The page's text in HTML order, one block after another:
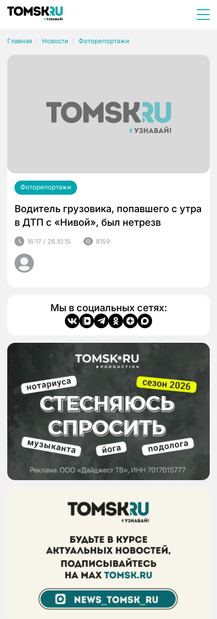
Главная Новости Фоторепортажи
Фоторепортажи
Водитель грузовика, попавшего с утра
в ДТП с «Нивой», был нетрезв
16:17 / 26.10.15 8159
Мы в социальных сетях: